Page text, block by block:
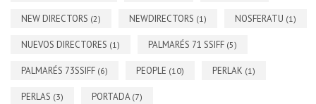
NEW DIRECTORS (2) NEWDIRECTORS (1) NOSFERATU (1)
NUEVOS DIRECTORES (1) PALMARÉS 71 SSIFF (5)
PALMARÉS 73SSIFF (6) PEOPLE (10) PERLAK (1)
PERLAS (3) PORTADA (7)